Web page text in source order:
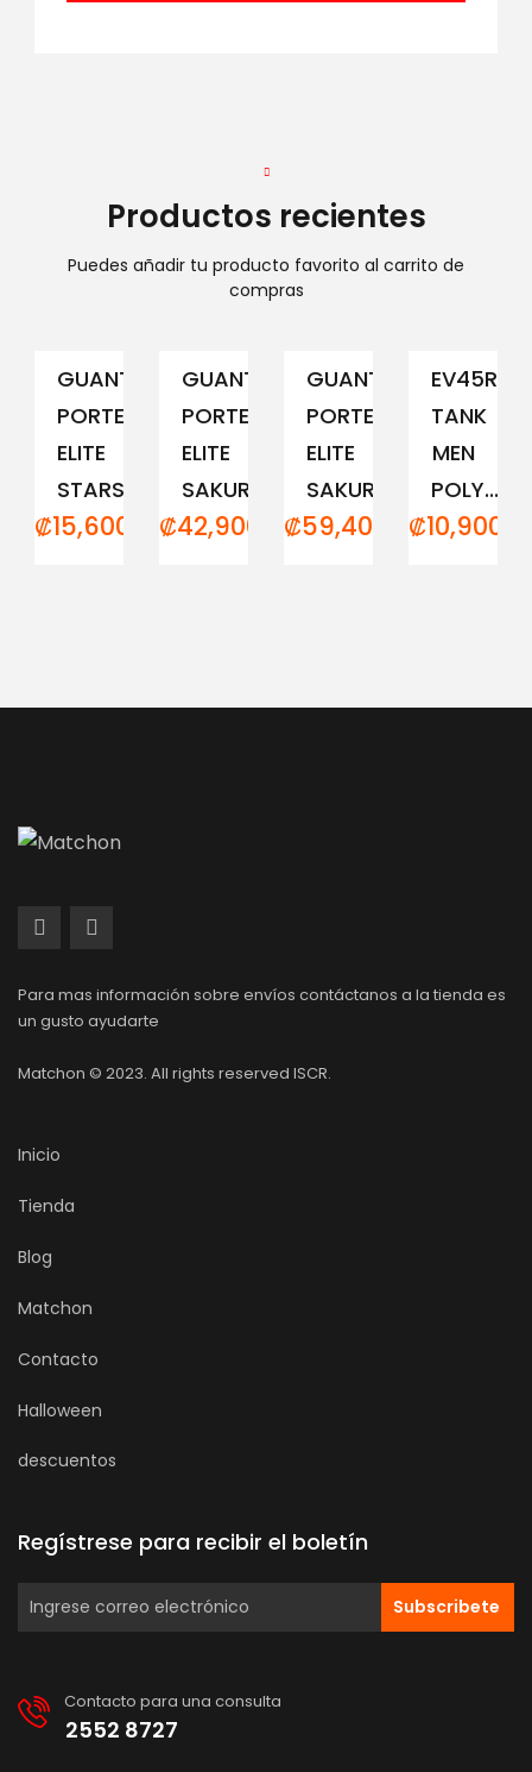
Productos recientes
Puedes añadir tu producto favorito al carrito de
compras
GUANTE
PORTERO
ELITE
STARS
₡15,600.00
GUANTE
PORTERO
ELITE
SAKURA...
₡42,900.00
GUANTE
PORTERO
ELITE
SAKURA...
₡59,400.00
TANK
MEN
POLY...
₡
Para mas información sobre envíos contáctanos a la tienda es
un gusto ayudarte
Matchon © 2023. All rights reserved ISCR.
Inicio
Tienda
Blog
Matchon
Contacto
Halloween
descuentos
Regístrese para recibir el boletín
Subscribete
Contacto para una consulta
2552 8727